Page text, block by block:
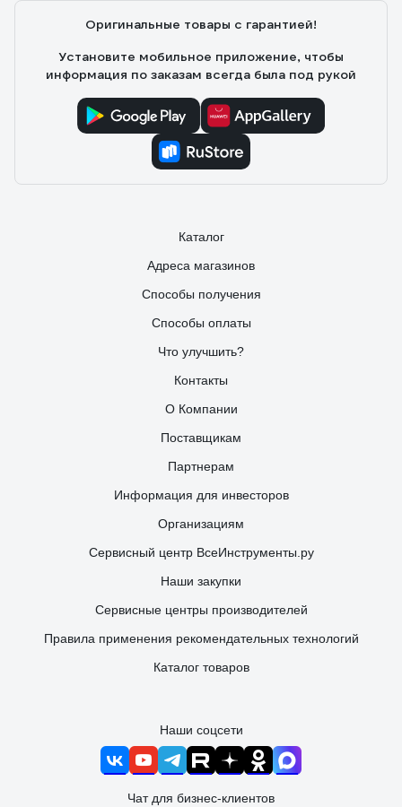
Оригинальные товары с гарантией!
Установите мобильное приложение, чтобы
информация по заказам всегда была под рукой
Каталог
Адреса магазинов
Способы получения
Способы оплаты
Что улучшить?
Контакты
О Компании
Поставщикам
Партнерам
Информация для инвесторов
Организациям
Сервисный центр ВсеИнструменты.ру
Наши закупки
Сервисные центры производителей
Правила применения рекомендательных технологий
Каталог товаров
Наши соцсети
Чат для бизнес-клиентов